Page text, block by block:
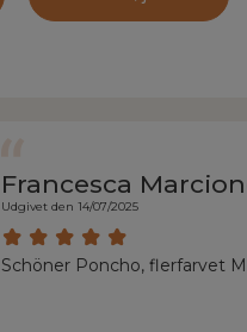
Francesca
Udgivet den 14/07/2025
Schöner Poncho, flerfarvet